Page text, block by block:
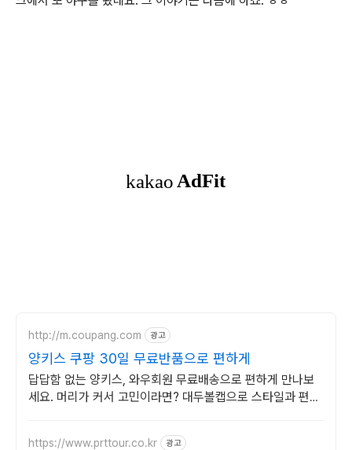
http://m.coupang.com 광고
양키스 쿠팡 30일 무료반품으로 편하게
답답함 없는 양키스, 와우회원 무료배송으로 편하게 만나보
세요. 머리가 커서 고민이라면? 대두볼캡으로 스타일과 편안
https://www.prttour.co.kr 광고